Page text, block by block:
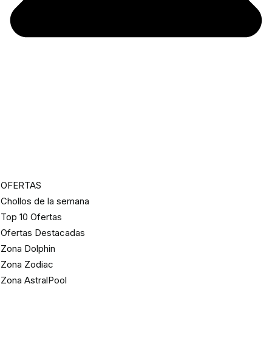
OFERTAS
Chollos de la semana
Top 10 Ofertas
Ofertas Destacadas
Zona Dolphin
Zona Zodiac
Zona AstralPool